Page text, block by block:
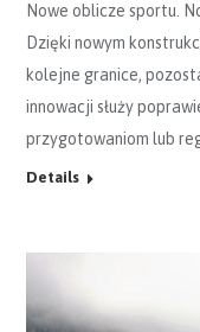
Nowe oblicze sportu.
Dzięki nowym
kolejne granice,
innowacji służy
przygotowaniom lub
Details